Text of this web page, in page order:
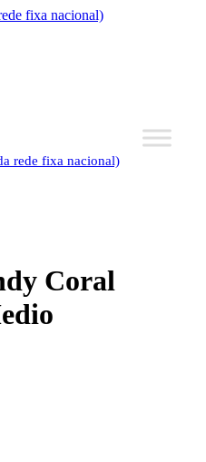
fixa nacional)
rede fixa nacional)
Coral